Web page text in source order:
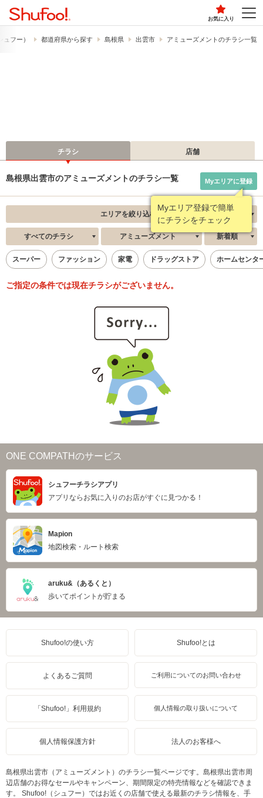
お気に入り
フー） 都道府県から探す 島根県 出雲市 アミューズメントのチラシ一覧
チラシ 店舗
島根県出雲市のアミューズメントのチラシ一覧
Myエリア登録で簡単
にチラシをチェック
Myエリアに登録
エリアを絞り込む
すべてのチラシ アミューズメント 新着順
スーパー ファッション 家電 ドラッグストア ホームセンタ
ご指定の条件では現在チラシがございません。
ONE COMPATHのサービス
シュフーチラシアプリ
アプリならお気に入りのお店がすぐに見つかる！
Mapion
地図検索・ルート検索
aruku&（あるくと）
歩いてポイントが貯まる
Shufoo!の使い方 Shufoo!とは
よくあるご質問 ご利用についてのお問い合わせ
「Shufoo!」利用規約 個人情報の取り扱いについて
個人情報保護方針 法人のお客様へ
島根県出雲市（アミューズメント）のチラシ一覧ページです。島根県出雲市周
辺店舗のお得なセールやキャンペーン、期間限定の特売情報などを確認できま
す。 Shufoo!（シュフー）ではお近くの店舗で使える最新のチラシ情報を、手